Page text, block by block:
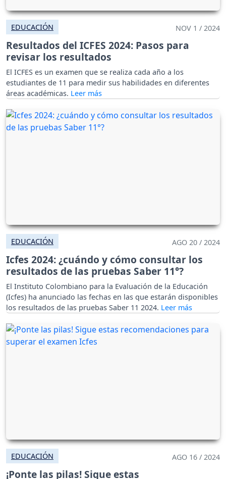
EDUCACIÓN NOV 1 / 2024
Resultados del ICFES 2024: Pasos para
revisar los resultados
El ICFES es un examen que se realiza cada año a los
estudiantes de 11 para medir sus habilidades en diferentes
áreas académicas.
EDUCACIÓN AGO 20 / 2024
Icfes 2024: ¿cuándo y cómo consultar los
resultados de las pruebas Saber 11°?
El Instituto Colombiano para la Evaluación de la Educación
(Icfes) ha anunciado las fechas en las que estarán disponibles
los resultados de las pruebas Saber 11 2024.
EDUCACIÓN AGO 16 / 2024
¡Ponte las pilas! Sigue estas